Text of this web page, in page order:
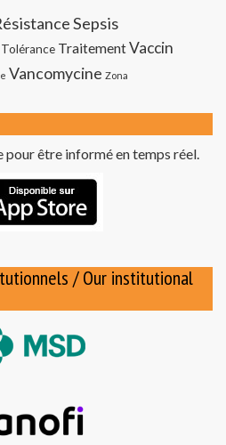
Sepsis
Tolérance TraitementVaccin
Vancomycine Zona
être informé en temps réel.
/ Our institutional